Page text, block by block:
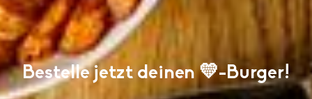
Bestelle jetzt deinen 💛-Burger!